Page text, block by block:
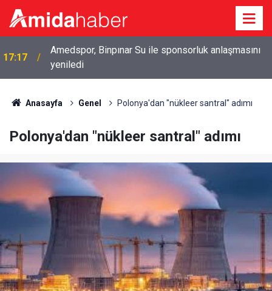
17:17
Amedspor, Binpınar Su ile sponsorluk anlaşmasını
yeniledi
Anasayfa Genel Polonya'dan "nükleer santral" adımı
Polonya'dan "nükleer santral" adımı